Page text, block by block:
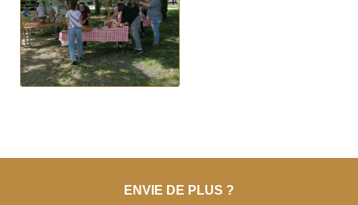
ENVIE DE PLUS ?